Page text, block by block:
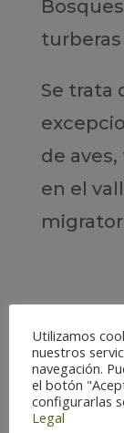
Se trata
de
en el
Utilizamos
nuestros
navegación.
el botón
configurarlas
Legal